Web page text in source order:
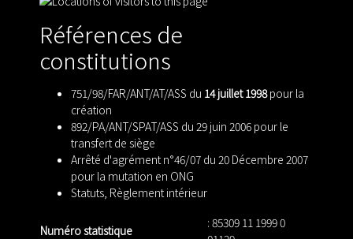
Références de
constitutions
751/98/FAR/ANT/AT/ASS du 14 juillet 1998pour la
création
892/PA/ANT/SPAT/ASS du 29 juin 2006 pour le
transfert de siège
Arrêté d'agrément n°46/07 du 20 Décembre 2007
pour la mutation en ONG
Statuts, Règlement intérieur
Numéro statistique
: 85309 11 1999 0